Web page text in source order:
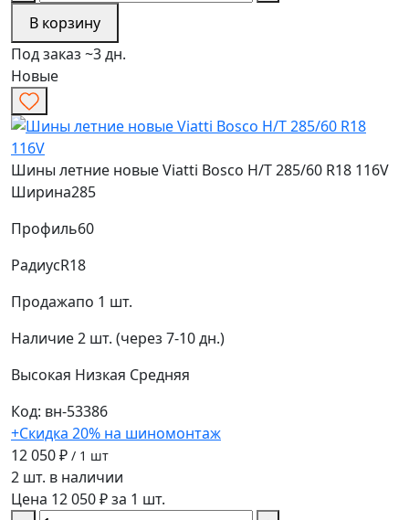
В корзину
Под заказ ~3 дн.
Новые
Шины летние новые Viatti Bosco H/T 285/60 R18 116V
Ширина285
Профиль60
РадиусR18
Продажапо 1 шт.
Наличие2 шт. (через 7-10 дн.)
Высокая Низкая Средняя
Код: вн-53386
+Скидка 20% на шиномонтаж
12 050 ₽ / 1 шт
2 шт. в наличии
Цена 12 050 ₽ за 1 шт.